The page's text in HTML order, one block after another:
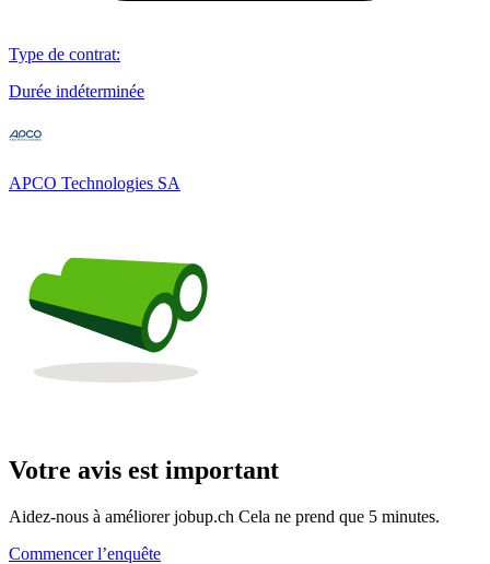
Type de contrat:
Durée indéterminée
APCO Technologies SA
Votre avis est important
Aidez-nous à améliorer jobup.ch Cela ne prend que 5 minutes.
Commencer l’enquête